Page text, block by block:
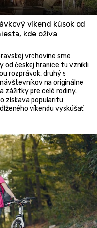
víkend kúsok od
kde ožíva
vrchovine sme
od českej hranice tu vznikli
rozprávok, druhý s
na originálne
zážitky pre celé rodiny.
získava popularitu
víkendu vyskúšať